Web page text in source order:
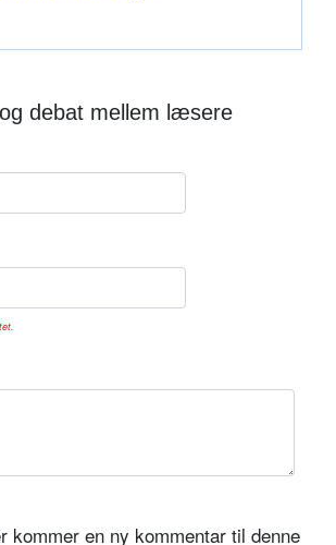
debat mellem læsere
kommer en ny kommentar til denne